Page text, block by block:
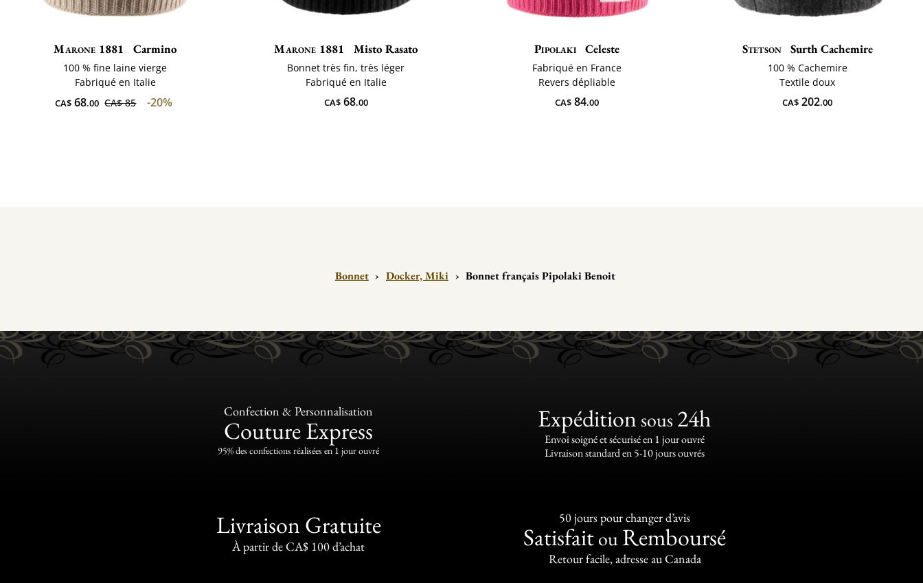
Marone 1881 Carmino
100 % fine laine vierge
Fabriqué en Italie
CA$ 68.00 CA$ 85 -20%
Marone 1881 Misto Rasato
Bonnet très fin, très léger
Fabriqué en Italie
CA$68.00
Pipolaki Celeste
Fabriqué en France
Revers dépliable
CA$84.00
Stetson Surth Cachemire
100 % Cachemire
Textile doux
CA$ 202.00
Bonnet › Docker, Miki › Bonnet français Pipolaki Benoit
Confection & Personnalisation
Couture Express
95% des confections réalisées en 1 jour ouvré
Expéditionsous 24h
Envoi soigné et sécurisé en 1 jour ouvré
Livraison standard en 5-10 jours ouvrés
Livraison Gratuite
À partir de CA$ 100 d’achat
50 jours pour changer d’avis
SatisfaitouRemboursé
Retour facile, adresse au Canada